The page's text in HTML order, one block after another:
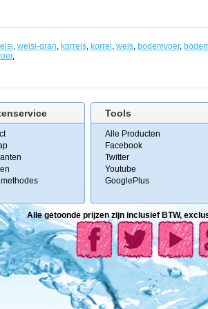
, welsi-gran, korrels, korrel , wels, bodemvoer,
,
Tools
Alle Producten
Facebook
Twitter
Youtube
GooglePlus
Alle getoonde prijzen zijn inclusief BTW,